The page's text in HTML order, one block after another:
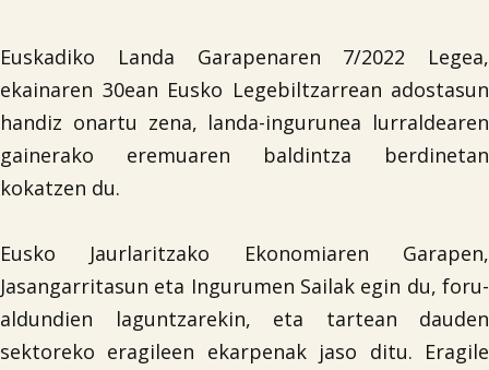
Iragarki-taula
Lursail Market
Euskadiko Landa Garapenaren 7/2022 Legea,
ekainaren 30ean Eusko Legebiltzarrean adostasun
handiz onartu zena, landa-ingurunea lurraldearen
gainerako eremuaren baldintza berdinetan
kokatzen du.
Eusko Jaurlaritzako Ekonomiaren Garapen,
Jasangarritasun eta Ingurumen Sailak egin du, foru-
aldundien laguntzarekin, eta tartean dauden
sektoreko eragileen ekarpenak jaso ditu. Eragile